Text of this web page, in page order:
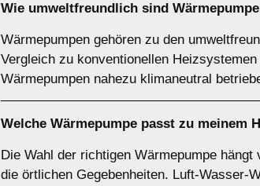
Wie umweltfreundlich sind
Wärmepumpen gehören zu den
Vergleich zu konventionellen
Wärmepumpen nahezu klimaneutral
Welche Wärmepumpe passt zu meinem
Die Wahl der richtigen Wärmepumpe
die örtlichen Gegebenheiten. Luft-Wasser-